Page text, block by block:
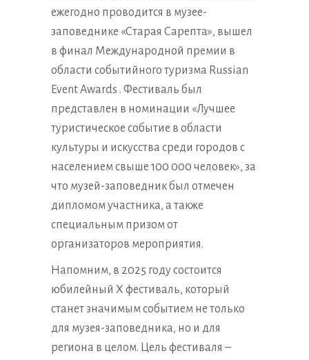
ежегодно проводится в музее-
заповеднике «Старая Сарепта», вышел
в финал Международной премии в
области событийного туризма Russian
Event Awards . Фестиваль был
представлен в номинации «Лучшее
туристическое событие в области
культуры и искусства среди городов с
населением свыше 100 000 человек», за
что музей-заповедник был отмечен
дипломом участника, а также
специальным призом от
организаторов мероприятия.
Напомним, в 2025 году состоится
юбилейный X фестиваль, который
станет значимым событием не только
для музея-заповедника, но и для
региона в целом. Цель фестиваля –